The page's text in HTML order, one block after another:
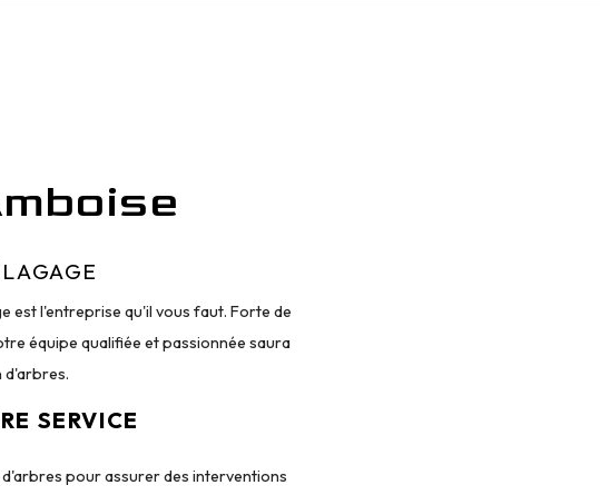
est l'entreprise qu'il vous faut. Forte de
équipe qualifiée et passionnée saura
d'arbres.
SERVICE
pour assurer des interventions